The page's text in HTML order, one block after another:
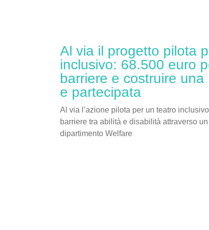
Al via il progetto pilota
inclusivo: 68.500 euro
barriere e costruire
e partecipata
Al via l’azione pilota per un teatro
barriere tra abilità e disabilità attraverso
dipartimento Welfare